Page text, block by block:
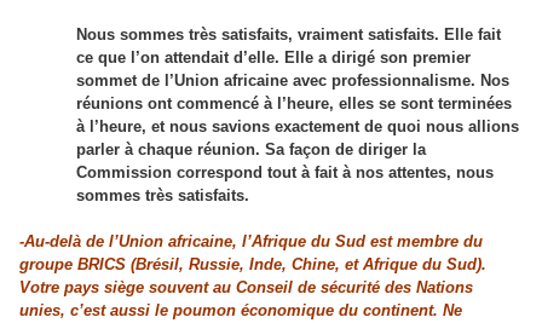
Nous sommes très satisfaits, vraiment satisfaits. Elle fait
ce que l’on attendait d’elle. Elle a dirigé son premier
sommet de l’Union africaine avec professionnalisme. Nos
réunions ont commencé à l’heure, elles se sont terminées
à l’heure, et nous savions exactement de quoi nous allions
parler à chaque réunion. Sa façon de diriger la
Commission correspond tout à fait à nos attentes, nous
sommes très satisfaits.
-Au-delà de l’Union africaine, l’Afrique du Sud est membre du
groupe BRICS (Brésil, Russie, Inde, Chine, et Afrique du Sud).
Votre pays siège souvent au Conseil de sécurité des Nations
unies, c’est aussi le poumon économique du continent. Ne